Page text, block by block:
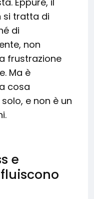
si tratta di
di
non
frustrazione
Ma è
cosa
e non è un
e